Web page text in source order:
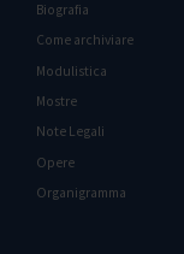
Biografia
Come archiviare
Modulistica
Mostre
Note Legali
Opere
Organigramma